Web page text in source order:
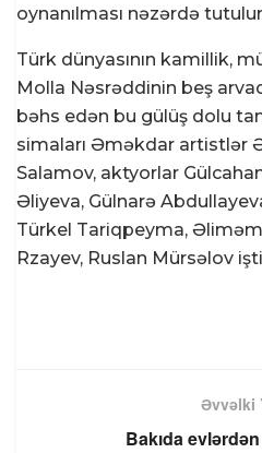
oynanılması nəzərdə
Türk dünyasının kamillik,
Molla Nəsrəddinin beş
bəhs edən bu gülüş dolu
simaları Əməkdar artistlər
Salamov, aktyorlar
Əliyeva, Gülnarə
Türkel Tariqpeyma,
Rzayev, Ruslan Mürsəlov
Əvvəlki
Bakıda